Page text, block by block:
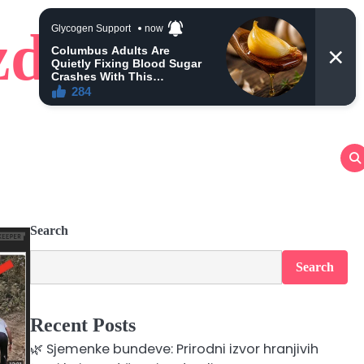
Search
Search
Recent Posts
🌿 Sjemenke bundeve: Prirodni izvor hranjivih